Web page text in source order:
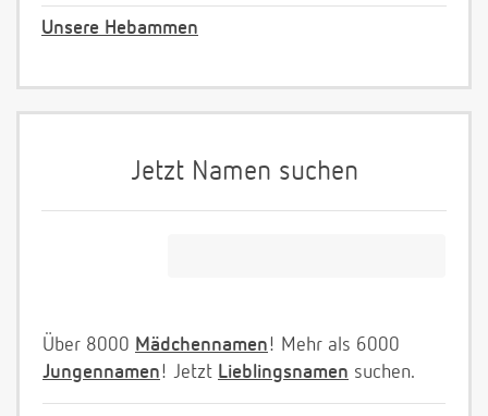
Unsere Hebammen
Jetzt Namen suchen
Über 8000 Mädchennamen! Mehr als 6000
Jungennamen! Jetzt Lieblingsnamen suchen.